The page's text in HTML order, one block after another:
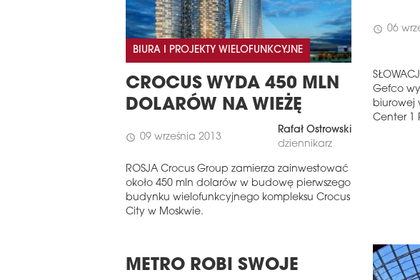
BIURA I PROJEKTY WIELOFUNKCYJNE
CROCUS WYDA 450 MLN
DOLARÓW NA WIEŻĘ
schedule 09 września 2013
Rafał Ostrowski
dziennikarz
ROSJA Crocus Group zamierza zainwestować
około 450 mln dolarów w budowę pierwszego
budynku wielofunkcyjnego kompleksu Crocus
City w Moskwie.
schedule 06
Gefco
biurowej
Center 1
METRO ROBI SWOJE